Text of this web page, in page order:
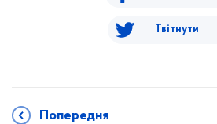
Твітнути
Попередня